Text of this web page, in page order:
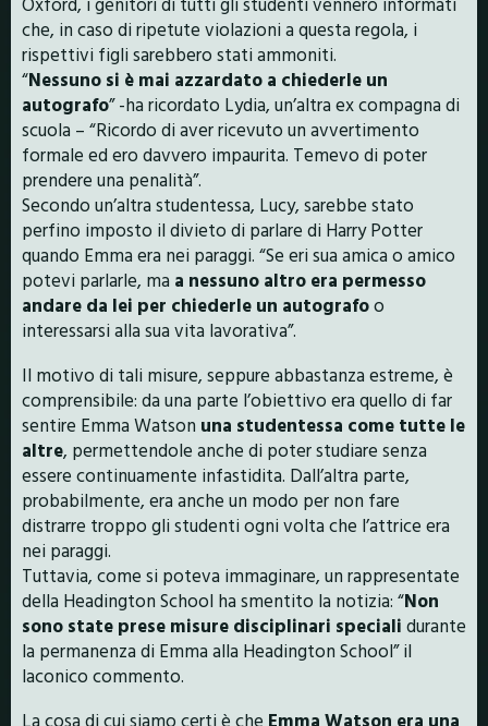
che, in caso di ripetute violazioni a questa regola, i
rispettivi figli sarebbero stati ammoniti.
“Nessuno si è mai azzardato a chiederle un
autografo” -ha ricordato Lydia, un’altra ex compagna di
scuola – “Ricordo di aver ricevuto un avvertimento
formale ed ero davvero impaurita. Temevo di poter
prendere una penalità”.
Secondo un’altra studentessa, Lucy, sarebbe stato
perfino imposto il divieto di parlare di Harry Potter
quando Emma era nei paraggi. “Se eri sua amica o amico
potevi parlarle, ma a nessuno altro era permesso
andare da lei per chiederle un autografoo
interessarsi alla sua vita lavorativa”.
Il motivo di tali misure, seppure abbastanza estreme, è
comprensibile: da una parte l’obiettivo era quello di far
sentire Emma Watson una studentessa come tutte le
altre, permettendole anche di poter studiare senza
essere continuamente infastidita. Dall’altra parte,
probabilmente, era anche un modo per non fare
distrarre troppo gli studenti ogni volta che l’attrice era
nei paraggi.
Tuttavia, come si poteva immaginare, un rappresentate
della Headington School ha smentito la notizia: “Non
sono state prese misure disciplinari speciali durante
la permanenza di Emma alla Headington School” il
laconico commento.
La cosa di cui siamo certi è che Emma Watson era una